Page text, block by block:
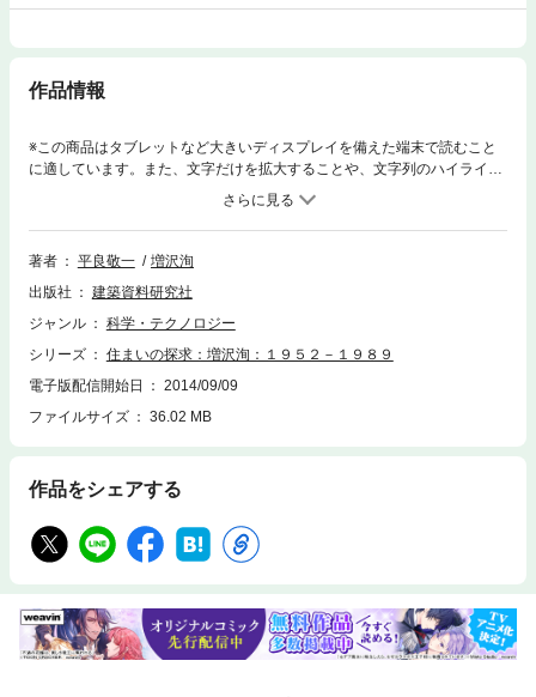
作品情報
※この商品はタブレットなど大きいディスプレイを備えた端末で読むこと
に適しています。また、文字だけを拡大することや、文字列のハイライ
ト、検索、辞書の参照、引用などの機能が使用できません。建築家・増沢
洵は、「最小限住宅」（自邸）や「H邸」などによって、住居デザインの
戦後史に輝かしい足跡を残した。彼の35年にわたる真摯な住まいの探究の
実践を、作品事例に即して跡づける本書から、今日から明日への日本の住
著者 平良敬一
増沢洵
出版社
建築資料研究社
ジャンル
科学・テクノロジー
シリーズ
住まいの探求：増沢洵：１９５２－１９８９
電子版配信開始日
2014/09/09
ファイルサイズ
36.02 MB
作品をシェアする